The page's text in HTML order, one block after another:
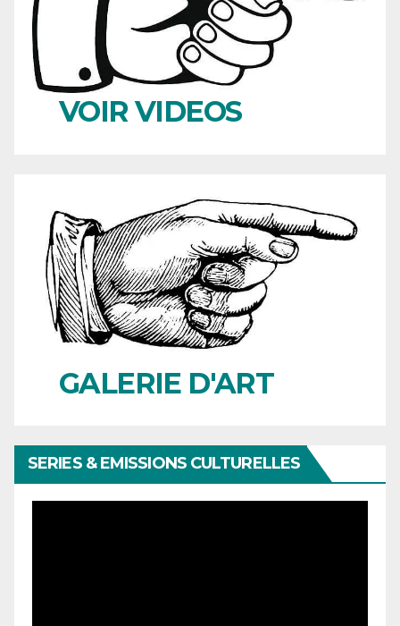
VOIR VIDEOS
GALERIE D'ART
SERIES & EMISSIONS CULTURELLES